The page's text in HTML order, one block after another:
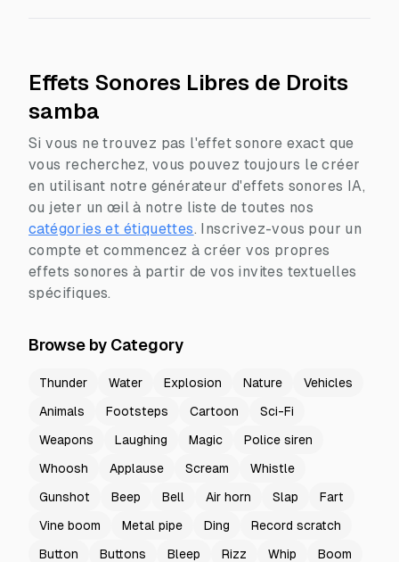
Effets Sonores Libres de Droits
samba
Si vous ne trouvez pas l'effet sonore exact que
vous recherchez, vous pouvez toujours le créer
en utilisant notre générateur d'effets sonores IA,
ou jeter un œil à notre liste de toutes nos
catégories et étiquettes. Inscrivez-vous pour un
compte et commencez à créer vos propres
effets sonores à partir de vos invites textuelles
spécifiques.
Browse by Category
Thunder Water Explosion Nature
Vehicles
Animals
Footsteps Cartoon
Sci-Fi
Weapons
Laughing Magic
Police siren
Whoosh
Applause Scream
Whistle
Gunshot
Beep Bell Air horn Slap
Fart
Vine boom
Metal pipe Ding
Record scratch
Button
Buttons Bleep Rizz Whip
Boom